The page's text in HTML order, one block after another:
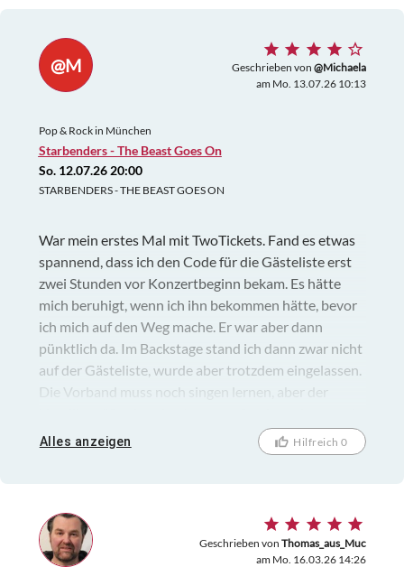
@M Geschrieben von @Michaela
am Mo. 13.07.26 10:13
Pop & Rock in München
Starbenders - The Beast Goes On
So. 12.07.26 20:00
STARBENDERS - THE BEAST GOES ON
War mein erstes Mal mit TwoTickets. Fand es etwas
spannend, dass ich den Code für die Gästeliste erst
zwei Stunden vor Konzertbeginn bekam. Es hätte
mich beruhigt, wenn ich ihn bekommen hätte, bevor
ich mich auf den Weg mache. Er war aber dann
pünktlich da. Im Backstage stand ich dann zwar nicht
auf der Gästeliste, wurde aber trotzdem eingelassen.
Die Vorband muss noch singen lernen, aber der
dann noch ein sagenhafter Abend.
Alles anzeigen Hilfreich 0
Geschrieben von Thomas_aus_Muc
am Mo. 16.03.26 14:26